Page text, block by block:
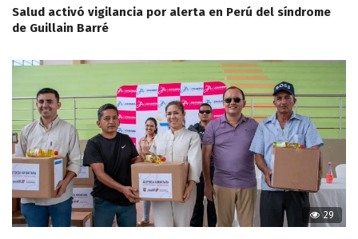
Salud activó vigilancia por alerta en Perú del síndrome
de Guillain Barré
29